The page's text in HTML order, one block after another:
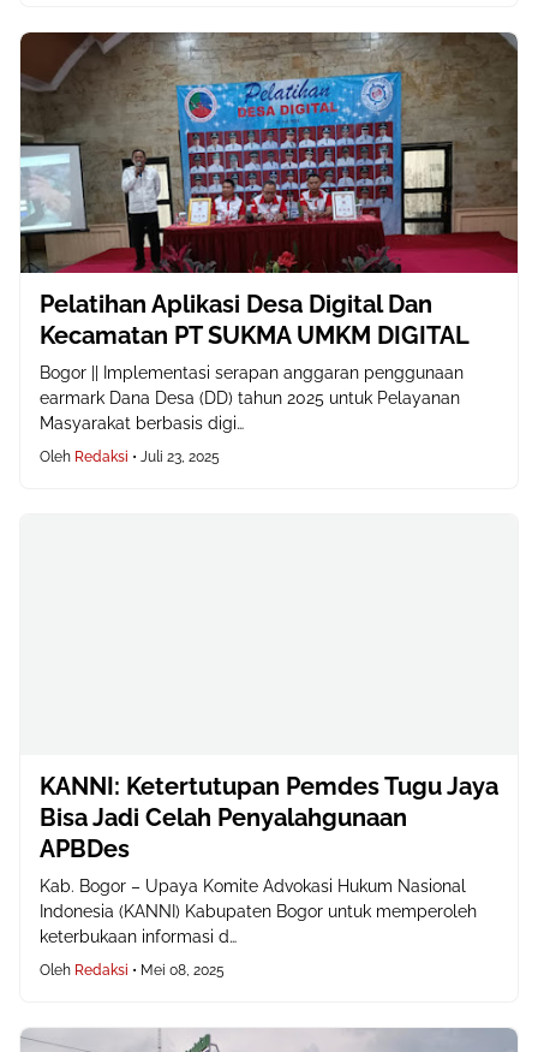
Pelatihan Aplikasi Desa Digital Dan
Kecamatan PT SUKMA UMKM DIGITAL
Bogor || Implementasi serapan anggaran penggunaan
earmark Dana Desa (DD) tahun 2025 untuk Pelayanan
Masyarakat berbasis digi…
Oleh Redaksi • Juli 23, 2025
KANNI: Ketertutupan Pemdes Tugu Jaya
Bisa Jadi Celah Penyalahgunaan
APBDes
Kab. Bogor – Upaya Komite Advokasi Hukum Nasional
Indonesia (KANNI) Kabupaten Bogor untuk memperoleh
keterbukaan informasi d…
Oleh Redaksi • Mei 08, 2025